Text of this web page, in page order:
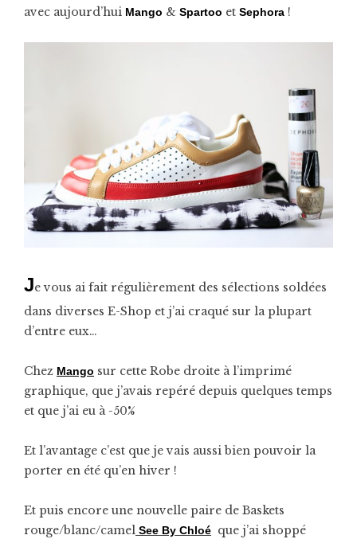
avec aujourd’hui Mango & Spartoo et Sephora !
Je vous ai fait régulièrement des sélections soldées
dans diverses E-Shop et j’ai craqué sur la plupart
d’entre eux…
Chez Mango sur cette Robe droite à l’imprimé
graphique, que j’avais repéré depuis quelques temps
et que j’ai eu à -50%
Et l’avantage c’est que je vais aussi bien pouvoir la
porter en été qu’en hiver !
Et puis encore une nouvelle paire de Baskets
rouge/blanc/camel See By Chloé que j’ai shoppé